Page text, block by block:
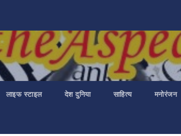
लाइफ स्टाइल देश दुनिया साहित्य मनोरंजन